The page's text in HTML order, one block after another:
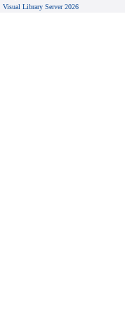
Visual Library Server 2026